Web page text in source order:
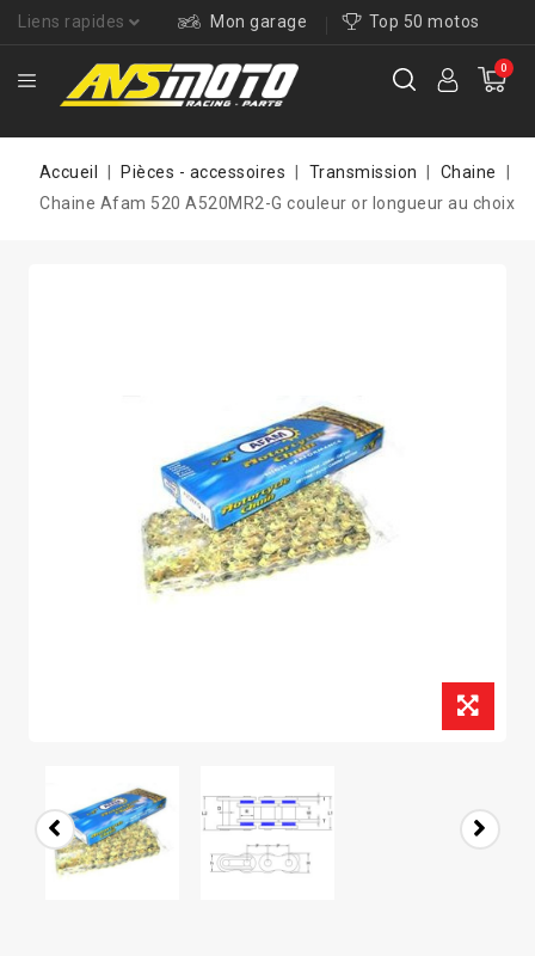
Liens rapides Mon garage Top 50 motos
0
Accueil Pièces - accessoires Transmission
Chaine
Chaine Afam 520 A520MR2-G couleur or longueur au choix